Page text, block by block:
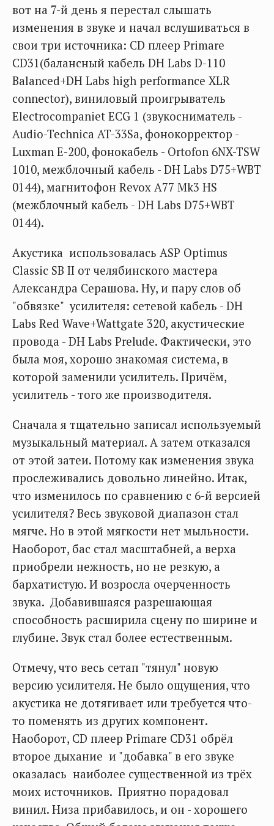
вот на 7-й день я перестал слышать
изменения в звуке и начал вслушиваться в
свои три источника: CD плеер Primare
CD31(балансный кабель DH Labs D-110
Balanced+DH Labs high performance XLR
connector), виниловый проигрыватель
Electrocompaniet ECG 1 (звукосниматель -
Audio-Technica AT-33Sa, фонокорректор -
Luxman E-200, фонокабель - Ortofon 6NX-TSW
1010, межблочный кабель - DH Labs D75+WBT
0144), магнитофон Revox A77 Mk3 HS
(межблочный кабель - DH Labs D75+WBT
0144).
Акустика использовалась ASP Optimus
Classic SB II от челябинского мастера
Александра Серашова. Ну, и пару слов об
"обвязке" усилителя: сетевой кабель - DH
Labs Red Wave+Wattgate 320, акустические
провода - DH Labs Prelude. Фактически, это
была моя, хорошо знакомая система, в
которой заменили усилитель. Причём,
усилитель - того же производителя.
Сначала я тщательно записал используемый
музыкальный материал. А затем отказался
от этой затеи. Потому как изменения звука
прослеживались довольно линейно. Итак,
что изменилось по сравнению с 6-й версией
усилителя? Весь звуковой диапазон стал
мягче. Но в этой мягкости нет мыльности.
Наоборот, бас стал масштабней, а верха
приобрели нежность, но не резкую, а
бархатистую. И возросла очерченность
звука. Добавившаяся разрешающая
способность расширила сцену по ширине и
глубине. Звук стал более естественным.
Отмечу, что весь сетап "тянул" новую
версию усилителя. Не было ощущения, что
акустика не дотягивает или требуется что-
то поменять из других компонент.
Наоборот, CD плеер Primare CD31 обрёл
второе дыхание и "добавка" в его звуке
оказалась наиболее существенной из трёх
моих источников. Приятно порадовал
винил. Низа прибавилось, и он - хорошего